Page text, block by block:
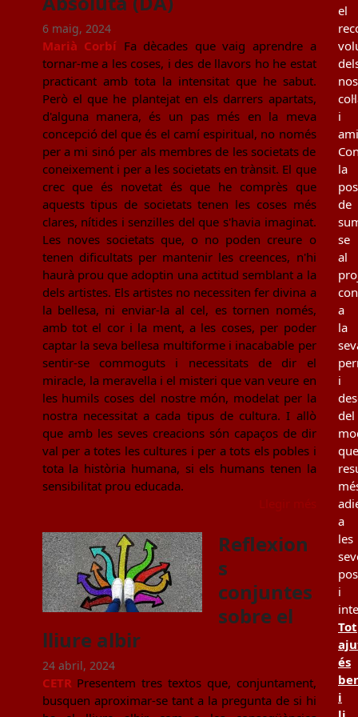
6 maig, 2024
Marià Corbí Fa dècades que vaig aprendre a
tornar-me a les coses, i des de llavors ho he estat
practicant amb tota la intensitat que he sabut.
Però el que he plantejat en els darrers apartats,
d'alguna manera, és un pas més en la meva
concepció del que és el camí espiritual, no només
per a mi sinó per als membres de les societats de
coneixement i per a les societats en trànsit. El que
crec que és novetat és que he comprès que
aquests tipus de societats tenen les coses més
clares, nítides i senzilles del que s'havia imaginat.
Les noves societats que, o no poden creure o
tenen dificultats per mantenir les creences, n'hi
haurà prou que adoptin una actitud semblant a la
dels artistes. Els artistes no necessiten fer divina a
la bellesa, ni enviar-la al cel, es tornen només,
amb tot el cor i la ment, a les coses, per poder
captar la seva bellesa multiforme i inacabable per
sentir-se commoguts i necessitats de dir el
miracle, la meravella i el misteri que van veure en
les humils coses del nostre món, modelat per la
nostra necessitat a cada tipus de cultura. I allò
que amb les seves creacions són capaços de dir
val per a totes les cultures i per a tots els pobles i
tota la història humana, si els humans tenen la
sensibilitat prou educada.
Reflexion
s
conjuntes
sobre el
lliure albir
24 abril, 2024
CETRPresentem tres textos que, conjuntament,
busquen aproximar-se tant a la pregunta de si hi
el
i
la
de
se
al
a
la
i
del
que
a
les
i
Tot
és
i